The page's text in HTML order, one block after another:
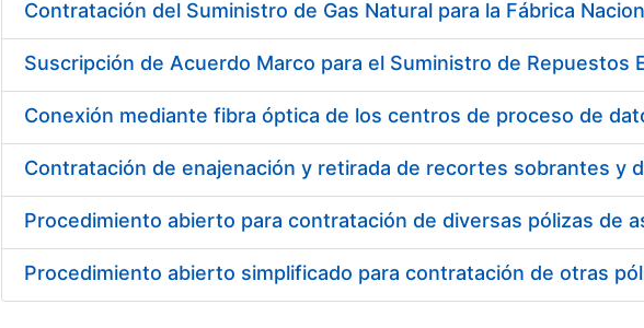
Suscripción de Acuerdo Marco para el Suministro de Repuestos
Procedimiento abierto para contratación de diversas pólizas de
Procedimiento abierto simplificado para contratación de otras